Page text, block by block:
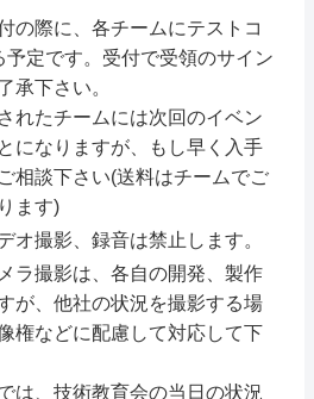
の際に、各チームにテストコ
予定です。受付で受領のサイン
承下さい。
れたチームには次回のイベン
になりますが、もし早く入手
相談下さい(送料はチームでご
ます)
オ撮影、録音は禁止します。
ラ撮影は、各自の開発、製作
が、他社の状況を撮影する場
権などに配慮して対応して下
は、技術教育会の当日の状況